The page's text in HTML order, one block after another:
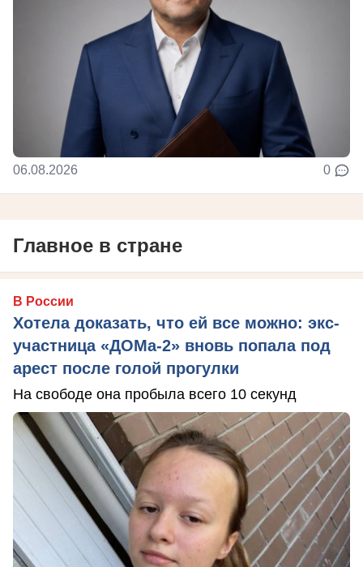
06.08.2026 0
Главное в стране
В России
Хотела доказать, что ей все можно: экс-
участница «ДОМа-2» вновь попала под
арест после голой прогулки
На свободе она пробыла всего 10 секунд